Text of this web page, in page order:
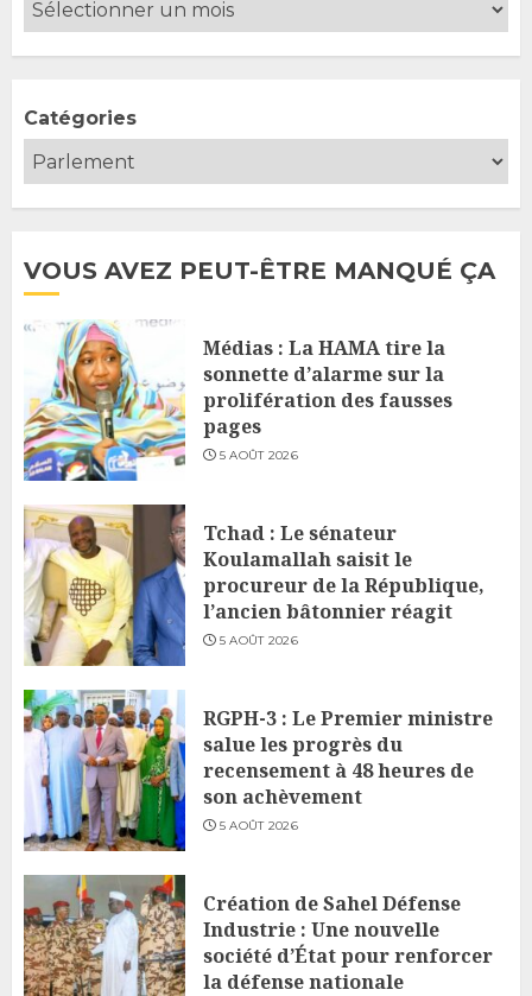
Catégories
VOUS AVEZ PEUT-ÊTRE MANQUÉ ÇA
Médias : La HAMA tire la
sonnette d’alarme sur la
prolifération des fausses
pages
5 AOÛT 2026
Tchad : Le sénateur
Koulamallah saisit le
procureur de la République,
l’ancien bâtonnier réagit
5 AOÛT 2026
RGPH-3 : Le Premier ministre
salue les progrès du
recensement à 48 heures de
son achèvement
5 AOÛT 2026
Création de Sahel Défense
Industrie : Une nouvelle
société d’État pour renforcer
la défense nationale